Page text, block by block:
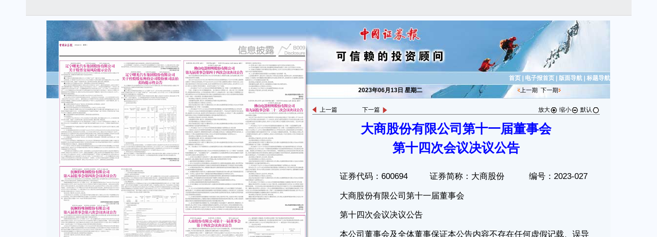
首页 电子报首页 版面导航
标题导航
2023年06月13日 星期二
上一期 下一期
上一篇 下一篇 放大 缩小 默认
大商股份有限公司第十一届董事会
第十四次会议决议公告
证券代码：600694 证券简称：大商股份 编号：2023-027
大商股份有限公司第十一届董事会
第十四次会议决议公告
本公司董事会及全体董事保证本公告内容不存在任何虚假记载、误导
性陈述或者重大遗漏，并对其内容的真实性、准确性和完整性承担个别及
连带责任。
大商股份有限公司第十一届董事会第十四次会议通知于2023年6月7
日以书面、电子邮件形式发出,会议于2023年6月12日以通讯方式召开。会
议应参加董事8人,实际出席会议董事8人，会议符合《公司法》及《公司
章程》的有关规定。经与会董事审议,一致通过以下议案：
一、《关于提名第十一届董事会非独立董事候选人的议案》